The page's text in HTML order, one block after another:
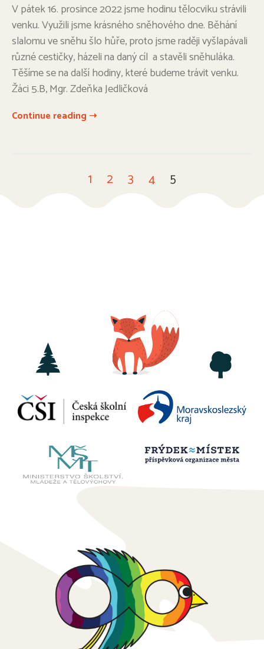
V pátek 16. prosince 2022 jsme hodinu tělocviku strávili
venku. Využili jsme krásného sněhového dne. Běhání
slalomu ve sněhu šlo hůře, proto jsme raději vyšlapávali
různé cestičky, házeli na daný cíl a stavěli sněhuláka.
Těšíme se na další hodiny, které budeme trávit venku.
Žáci 5.B, Mgr. Zdeňka Jedličková
Continue reading ➝
1 2 3 4 5